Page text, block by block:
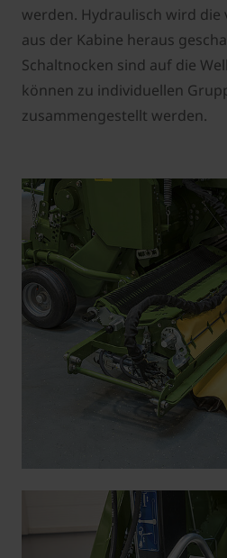
werden. Hydraulisch wird
aus der Kabine heraus
Schaltnocken sind auf die
können zu individuellen
zusammengestellt werden.